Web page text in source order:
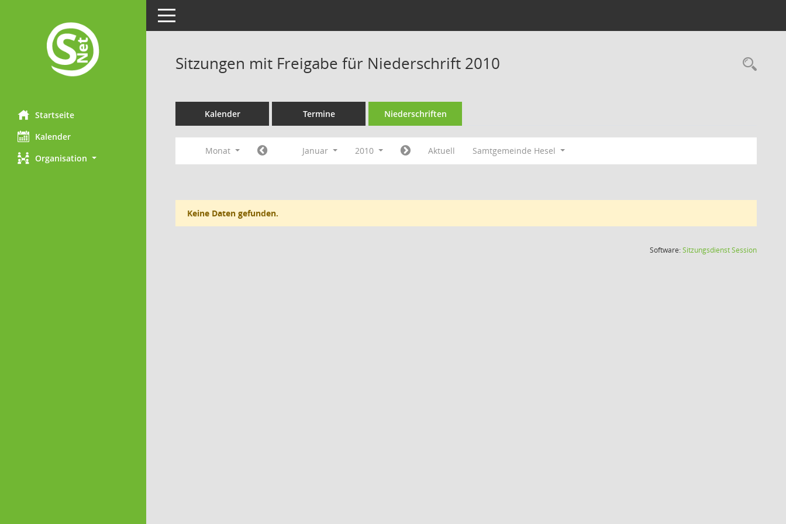
Startseite
Kalender
Organisation
Toggle navigation
Sitzungen mit Freigabe für Niederschrift 2010
Kalender Termine Niederschriften
Monat Januar 2010 Aktuell Samtgemeinde Hesel
Keine Daten gefunden.
Software:SitzungsdienstSession(Wird in